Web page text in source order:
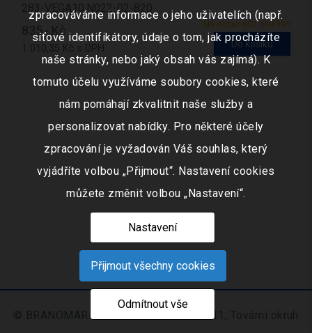
283-VEGA10.N022-02-820
Na dotaz 602 569 395
835,- Kč
1 010,35 Kč s DPH Do košíku
© BRANOMARKET s.r.o., IČO: 253 51 311, Tovární okruh
zpracováváme informace o jeho uživatelích (např.
síťové identifikátory, údaje o tom, jak procházíte
naše stránky, nebo jaký obsah vás zajímá). K
tomuto účelu využíváme soubory cookies, které
nám pomáhají zkvalitnit naše služby a
personalizovat nabídky. Pro některé účely
zpracování je vyžadován Váš souhlas, který
vyjádříte volbou „Přijmout“. Nastavení cookies
můžete změnit volbou „Nastavení“.
Nastavení
Přijmout všechny cookies
Odmítnout vše